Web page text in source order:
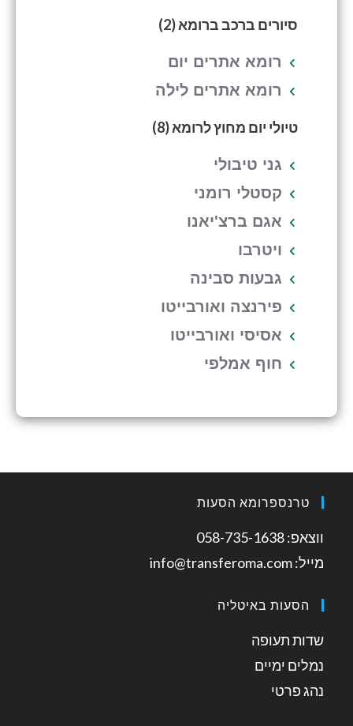
סיורים ברכב ברומא (2)
רומא אתרים יום
רומא אתרים לילה
טיולי יום מחוץ לרומא (8)
גני טיבולי
קסטלי רומני
אגם ברצ'יאנו
ויטרבו
גבעות סבינה
פירנצה ואורבייטו
אסיסי ואורבייטו
חוף אמלפי
טרנספרומא הסעות
ווצאפ: 058-735-1638
מייל: info@transferoma.com
הסעות באיטליה
שדות תעופה
נמלים ימיים
נהג פרטי